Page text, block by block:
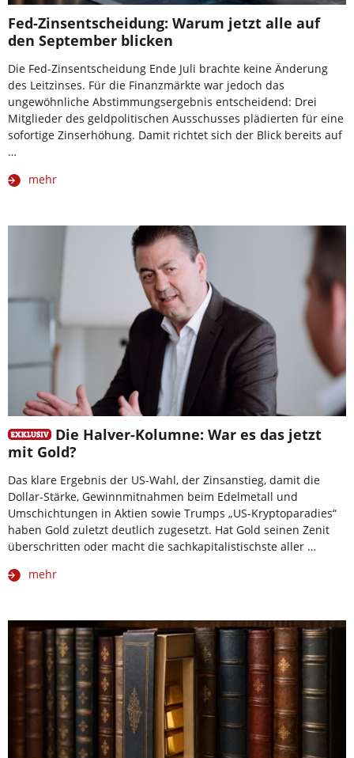
Fed-Zinsentscheidung: Warum jetzt alle auf
den September blicken
Die Fed-Zinsentscheidung Ende Juli brachte keine Änderung
des Leitzinses. Für die Finanzmärkte war jedoch das
ungewöhnliche Abstimmungsergebnis entscheidend: Drei
Mitglieder des geldpolitischen Ausschusses plädierten für eine
sofortige Zinserhöhung. Damit richtet sich der Blick bereits auf
…
mehr
Die Halver-Kolumne: War es das jetzt
mit Gold?
Das klare Ergebnis der US-Wahl, der Zinsanstieg, damit die
Dollar-Stärke, Gewinnmitnahmen beim Edelmetall und
Umschichtungen in Aktien sowie Trumps „US-Kryptoparadies“
haben Gold zuletzt deutlich zugesetzt. Hat Gold seinen Zenit
überschritten oder macht die sachkapitalistischste aller …
mehr